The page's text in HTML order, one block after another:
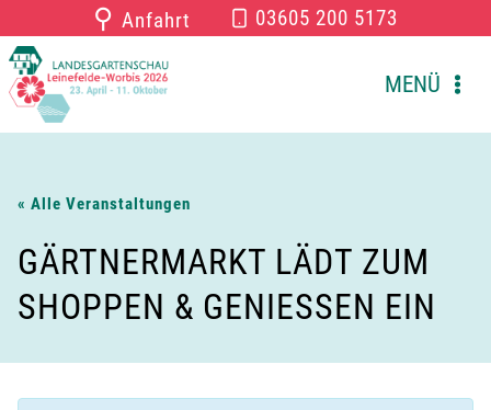
Inhalt
springen
⚲ Anfahrt 03605 200 5173
MENÜ
« Alle Veranstaltungen
GÄRTNERMARKT LÄDT ZUM
SHOPPEN & GENIESSEN EIN